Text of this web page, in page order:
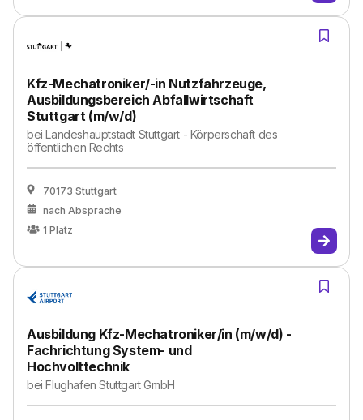
Kfz-Mechatroniker/-in Nutzfahrzeuge,
Ausbildungsbereich Abfallwirtschaft
Stuttgart (m/w/d)
beiLandeshauptstadt Stuttgart - Körperschaft des
öffentlichen Rechts
70173 Stuttgart
nach Absprache
1 Platz
Ausbildung Kfz-Mechatroniker/in (m/w/d) -
Fachrichtung System- und
Hochvolttechnik
beiFlughafen Stuttgart GmbH